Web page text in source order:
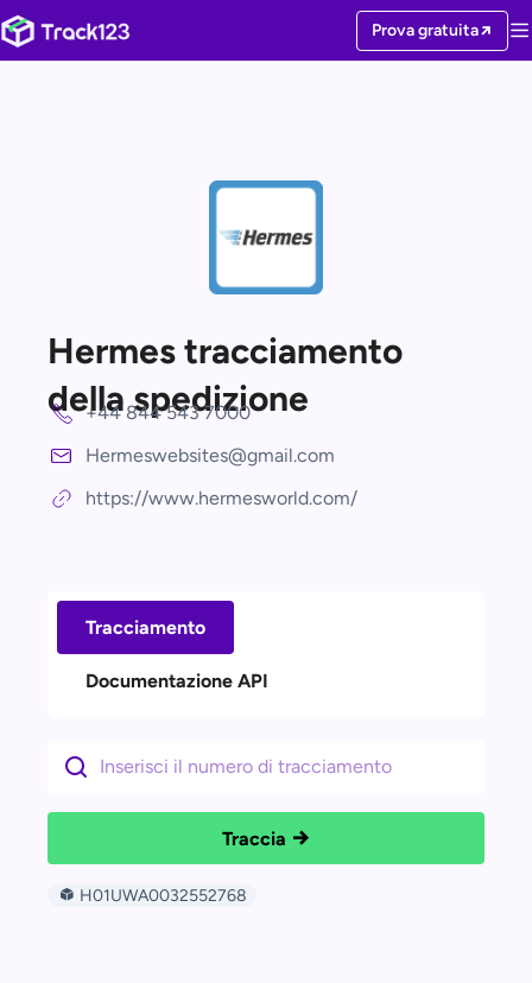
Prova gratuita
Hermes tracciamento
della spedizione
+44 844 543 7000
Hermeswebsites@gmail.com
https://www.hermesworld.com/
Tracciamento
Documentazione API
Traccia
H01UWA0032552768